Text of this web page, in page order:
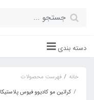
دسته بندی
خانه
فهرست محصولات
کراتین مو کادیوو فیوس پلاستیکا 1000 میل CADIVEU های کپی